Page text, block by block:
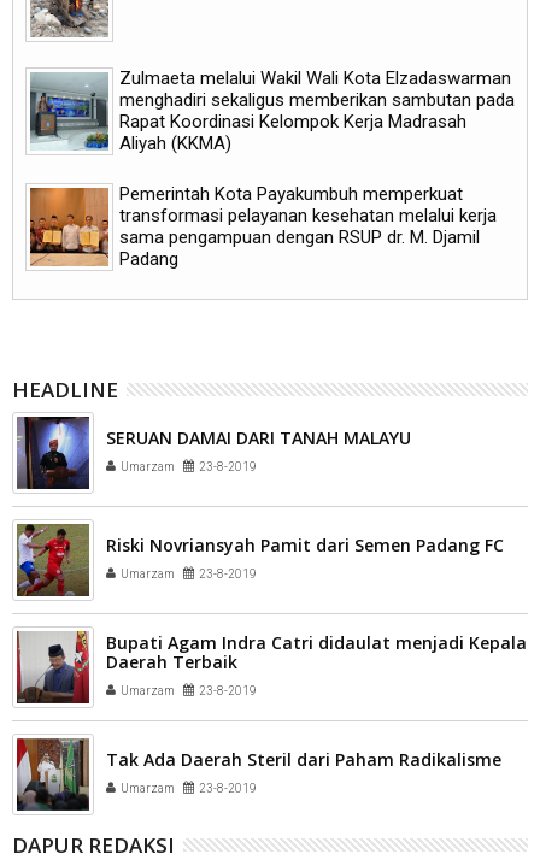
Zulmaeta melalui Wakil Wali Kota Elzadaswarman
menghadiri sekaligus memberikan sambutan pada
Rapat Koordinasi Kelompok Kerja Madrasah
Aliyah (KKMA)
Pemerintah Kota Payakumbuh memperkuat
transformasi pelayanan kesehatan melalui kerja
sama pengampuan dengan RSUP dr. M. Djamil
Padang
HEADLINE
SERUAN DAMAI DARI TANAH MALAYU
Umarzam 23-8-2019
Riski Novriansyah Pamit dari Semen Padang FC
Umarzam 23-8-2019
Bupati Agam Indra Catri didaulat menjadi Kepala
Daerah Terbaik
Umarzam 23-8-2019
Tak Ada Daerah Steril dari Paham Radikalisme
Umarzam 23-8-2019
DAPUR REDAKSI